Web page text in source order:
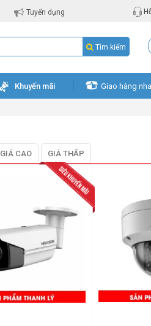
Tuyển dụng
Tìm kiếm
Khuyến mãi Giao hàng
GIÁ CAO GIÁ THẤP